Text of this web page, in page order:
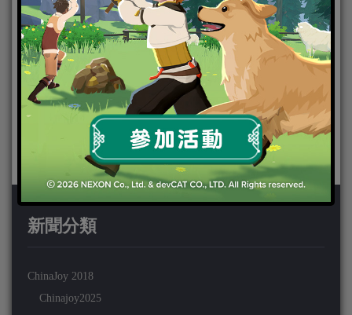
新聞分類
ChinaJoy 2018
Chinajoy2025